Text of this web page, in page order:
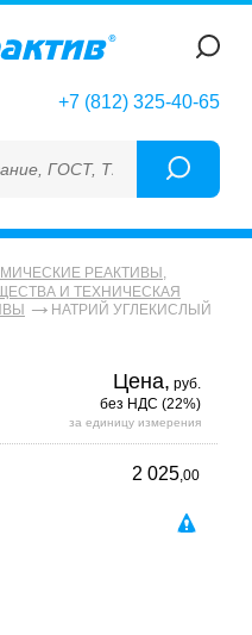
+7 (812) 325-40-65
ГОСТ, ТУ, ГСО, МСО, ОСО,
РЕАКТИВЫ,
И ТЕХНИЧЕСКАЯ
НАТРИЙ УГЛЕКИСЛЫЙ
Цена, руб.
без НДС (22%)
за единицу измерения
2 025,00